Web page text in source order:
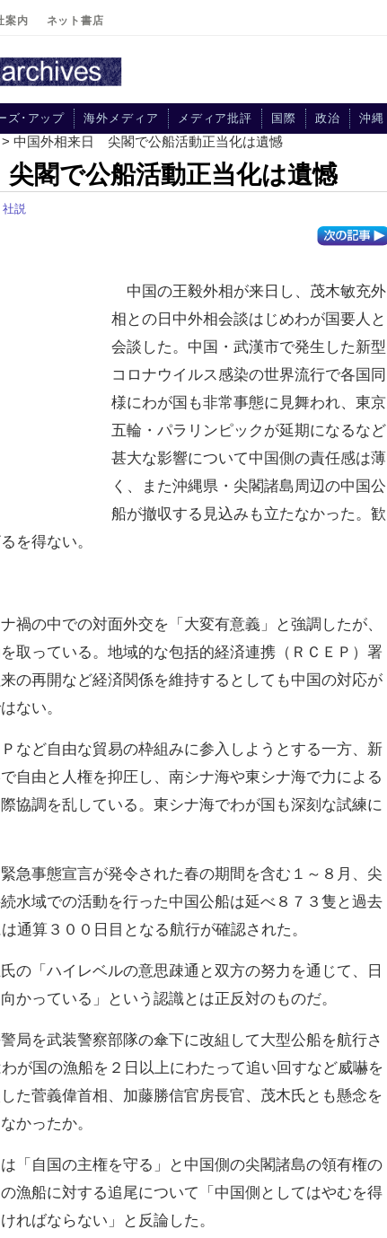
案内 ネット書店
ズ･アップ 海外メディア メディア批評 国際 政治 沖縄
> 中国外相来日 尖閣で公船活動正当化は遺憾
閣で公船活動正当化は遺憾
社説
中国の王毅外相が来日し、茂木敏充外
相との日中外相会談はじめわが国要人と
会談した。中国・武漢市で発生した新型
コロナウイルス感染の世界流行で各国同
様にわが国も非常事態に見舞われ、東京
五輪・パラリンピックが延期になるなど
甚大な影響について中国側の責任感は薄
く、また沖縄県・尖閣諸島周辺の中国公
船が撤収する見込みも立たなかった。歓
を得ない。
禍の中での対面外交を「大変有意義」と強調したが、
取っている。地域的な包括的経済連携（ＲＣＥＰ）署
の再開など経済関係を維持するとしても中国の対応が
ない。
など自由な貿易の枠組みに参入しようとする一方、新
自由と人権を抑圧し、南シナ海や東シナ海で力による
協調を乱している。東シナ海でわが国も深刻な試練に
急事態宣言が発令された春の期間を含む１～８月、尖
水域での活動を行った中国公船は延べ８７３隻と過去
通算３００日目となる航行が確認された。
の「ハイレベルの意思疎通と双方の努力を通じて、日
かっている」という認識とは正反対のものだ。
局を武装警察部隊の傘下に改組して大型公船を航行さ
が国の漁船を２日以上にわたって追い回すなど威嚇を
た菅義偉首相、加藤勝信官房長官、茂木氏とも懸念を
かったか。
「自国の主権を守る」と中国側の尖閣諸島の領有権の
漁船に対する追尾について「中国側としてはやむを得
ればならない」と反論した。